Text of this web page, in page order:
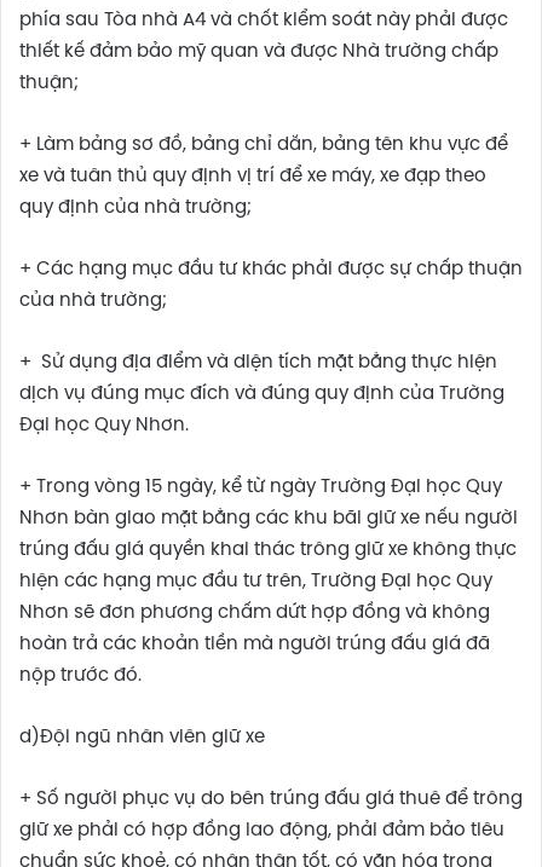
phía sau Tòa nhà A4 và chốt kiểm soát này phải được
thiết kế đảm bảo mỹ quan và được Nhà trường chấp
thuận;
+ Làm bảng sơ đồ, bảng chỉ dẫn, bảng tên khu vực để
xe và tuân thủ quy định vị trí để xe máy, xe đạp theo
quy định của nhà trường;
+ Các hạng mục đầu tư khác phải được sự chấp thuận
của nhà trường;
+ Sử dụng địa điểm và diện tích mặt bằng thực hiện
dịch vụ đúng mục đích và đúng quy định của Trường
Đại học Quy Nhơn.
+ Trong vòng 15 ngày, kể từ ngày Trường Đại học Quy
Nhơn bàn giao mặt bằng các khu bãi giữ xe nếu người
trúng đấu giá quyền khai thác trông giữ xe không thực
hiện các hạng mục đầu tư trên, Trường Đại học Quy
Nhơn sẽ đơn phương chấm dứt hợp đồng và không
hoàn trả các khoản tiền mà người trúng đấu giá đã
nộp trước đó.
d)Đội ngũ nhân viên giữ xe
+ Số người phục vụ do bên trúng đấu giá thuê để trông
giữ xe phải có hợp đồng lao động, phải đảm bảo tiêu
chuẩn sức khoẻ, có nhân thân tốt, có văn hóa trong